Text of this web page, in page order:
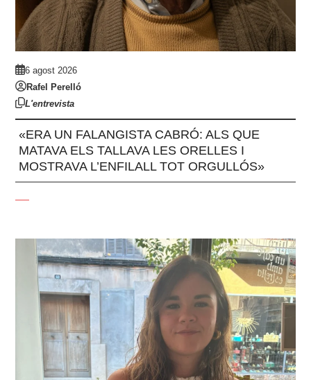
6 agost 2026
Rafel Perelló
L'entrevista
«ERA UN FALANGISTA CABRÓ: ALS QUE
MATAVA ELS TALLAVA LES ORELLES I
MOSTRAVA L’ENFILALL TOT ORGULLÓS»